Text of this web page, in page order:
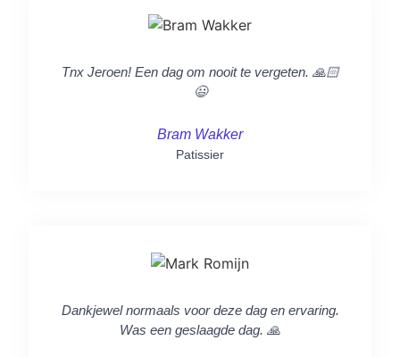
Tnx Jeroen! Een dag om nooit te vergeten. 🙏🏻
😃
Bram Wakker
Patissier
Dankjewel normaals voor deze dag en ervaring.
Was een geslaagde dag. 🙏